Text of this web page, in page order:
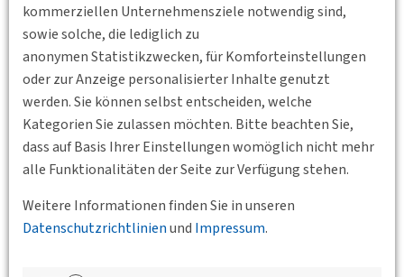
kommerziellen Unternehmensziele notwendig sind,
sowie solche, die lediglich zu
anonymen Statistikzwecken, für Komforteinstellungen
oder zur Anzeige personalisierter Inhalte genutzt
werden. Sie können selbst entscheiden, welche
Kategorien Sie zulassen möchten. Bitte beachten Sie,
dass auf Basis Ihrer Einstellungen womöglich nicht mehr
alle Funktionalitäten der Seite zur Verfügung stehen.
Weitere Informationen finden Sie in unseren
Datenschutzrichtlinienund Impressum.
Veranstaltungsort: Universität Kassel,
Ingenieurwissenschaften III, Mönchebergstr. 7, Raum 2215.
Interessenten sind herzlich eingeladen.
Standort